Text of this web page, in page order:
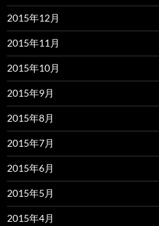
2015年12月
2015年11月
2015年10月
2015年9月
2015年8月
2015年7月
2015年6月
2015年5月
2015年4月